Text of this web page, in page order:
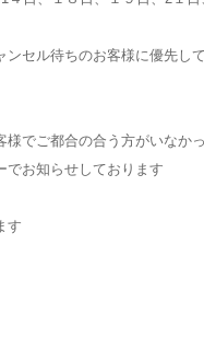
ンセル待ちのお客様に優先し
様でご都合の合う方がいなか
でお知らせしております
す